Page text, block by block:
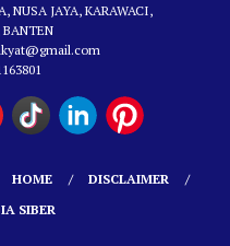
NUSA JAYA, KARAWACI,
HOME
DISCLAIMER
SIBER